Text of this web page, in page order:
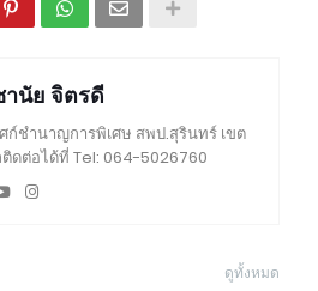
านัย จิตรดี
ก์ชำนาญการพิเศษ สพป.สุรินทร์ เขต
ดต่อได้ที่ Tel: 064-5026760
ดูทั้งหมด